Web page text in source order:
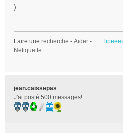
)...
Faire une recherche - Aider -
Netiquette
jean.caissepas
J'ai posté 500 messages!